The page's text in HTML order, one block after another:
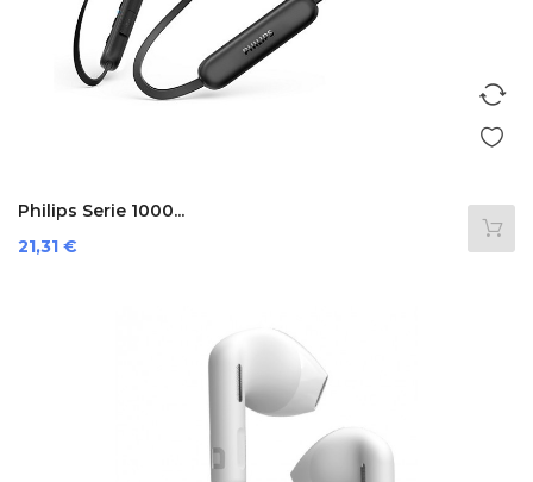
Philips Serie 1000...
Prezzo
21,31 €